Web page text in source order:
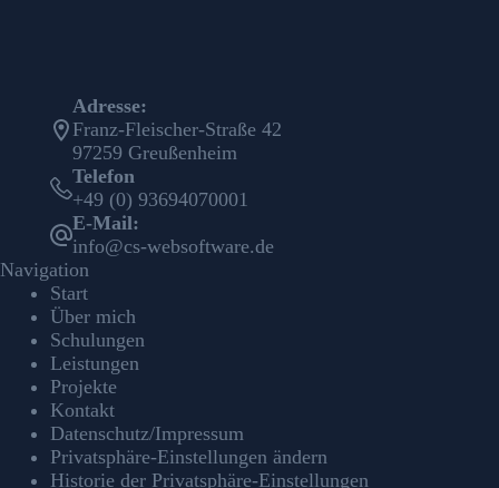
Adresse:
Franz-Fleischer-Straße 42
97259 Greußenheim
Telefon
+49 (0) 93694070001
E-Mail:
info@cs-websoftware.de
Navigation
Start
Über mich
Schulungen
Leistungen
Projekte
Kontakt
Datenschutz/Impressum
Privatsphäre-Einstellungen ändern
Historie der Privatsphäre-Einstellungen